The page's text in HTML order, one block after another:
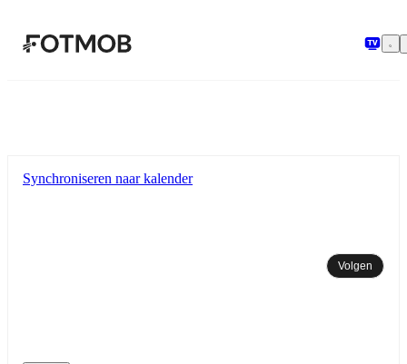
Synchroniseren naar kalender
Volgen